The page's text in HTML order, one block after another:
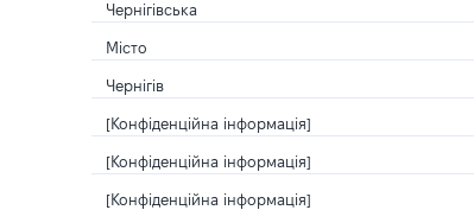
Чернігівська
Місто
Чернігів
[Конфіденційна інформація]
[Конфіденційна інформація]
[Конфіденційна інформація]